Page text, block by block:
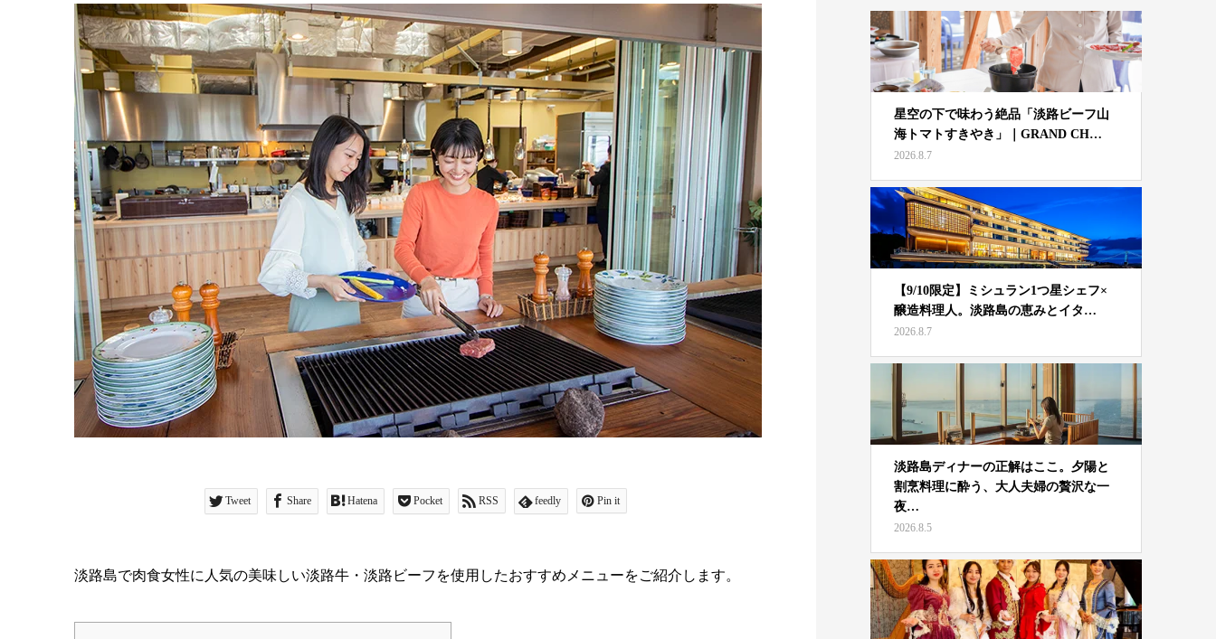
Tweet Share Hatena Pocket RSS feedly Pin it
淡路島で肉食女性に人気の美味しい淡路牛・淡路ビーフを使用したおすすめメニューをご紹介します。
星空の下で味わう絶品「淡路ビーフ山
海トマトすきやき」｜GRAND CH…
2026.8.7
【9/10限定】ミシュラン1つ星シェフ×
醸造料理人。淡路島の恵みとイタ…
2026.8.7
淡路島ディナーの正解はここ。夕陽と
割烹料理に酔う、大人夫婦の贅沢な一
夜…
2026.8.5